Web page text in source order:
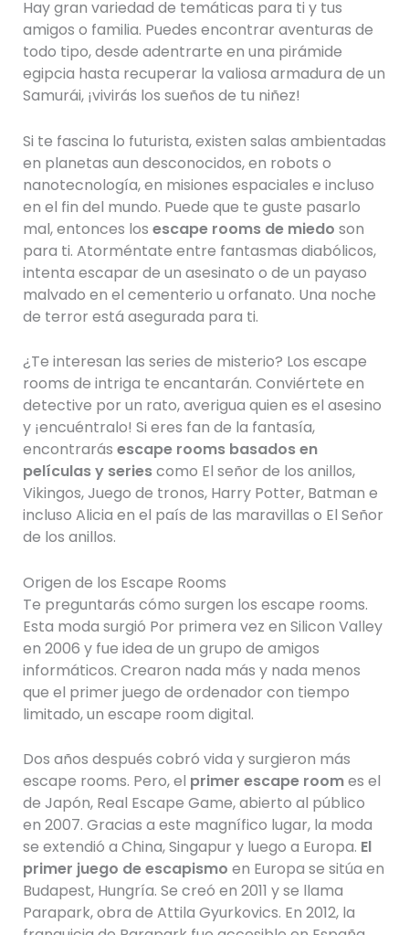
Hay gran variedad de temáticas para ti y tus
amigos o familia. Puedes encontrar aventuras de
todo tipo, desde adentrarte en una pirámide
egipcia hasta recuperar la valiosa armadura de un
Samurái, ¡vivirás los sueños de tu niñez!
Si te fascina lo futurista, existen salas ambientadas
en planetas aun desconocidos, en robots o
nanotecnología, en misiones espaciales e incluso
en el fin del mundo. Puede que te guste pasarlo
mal, entonces los escape rooms de miedo son
para ti. Atorméntate entre fantasmas diabólicos,
intenta escapar de un asesinato o de un payaso
malvado en el cementerio u orfanato. Una noche
de terror está asegurada para ti.
¿Te interesan las series de misterio? Los escape
rooms de intriga te encantarán. Conviértete en
detective por un rato, averigua quien es el asesino
y ¡encuéntralo! Si eres fan de la fantasía,
encontrarás escape rooms basados en
películas y seriescomo El señor de los anillos,
Vikingos, Juego de tronos, Harry Potter, Batman e
incluso Alicia en el país de las maravillas o El Señor
de los anillos.
Origen de los Escape Rooms
Te preguntarás cómo surgen los escape rooms.
Esta moda surgió Por primera vez en Silicon Valley
en 2006 y fue idea de un grupo de amigos
informáticos. Crearon nada más y nada menos
que el primer juego de ordenador con tiempo
limitado, un escape room digital.
Dos años después cobró vida y surgieron más
escape rooms. Pero, el primer escape roomes el
de Japón, Real Escape Game, abierto al público
en 2007. Gracias a este magnífico lugar, la moda
se extendió a China, Singapur y luego a Europa. El
primer juego de escapismo en Europa se sitúa en
Budapest, Hungría. Se creó en 2011 y se llama
Parapark, obra de Attila Gyurkovics. En 2012, la